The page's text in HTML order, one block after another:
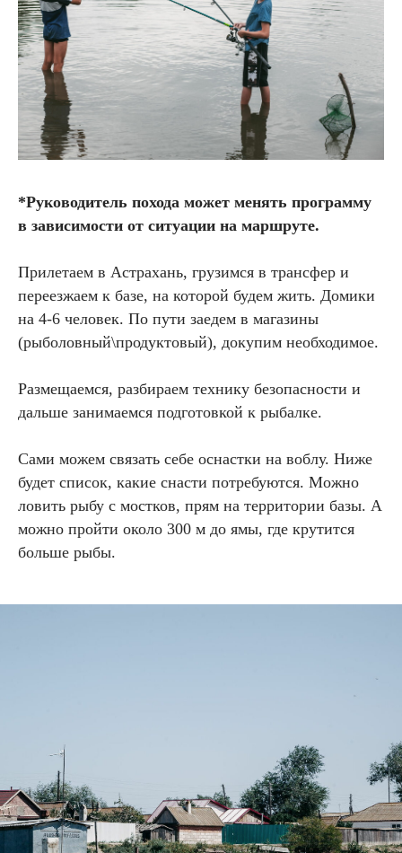
*Руководитель похода может менять программу
в зависимости от ситуации на маршруте.
Прилетаем в Астрахань, грузимся в трансфер и
переезжаем к базе, на которой будем жить. Домики
на 4-6 человек. По пути заедем в магазины
(рыболовный\продуктовый), докупим необходимое.
Размещаемся, разбираем технику безопасности и
дальше занимаемся подготовкой к рыбалке.
Сами можем связать себе оснастки на воблу. Ниже
будет список, какие снасти потребуются. Можно
ловить рыбу с мостков, прям на территории базы. А
можно пройти около 300 м до ямы, где крутится
больше рыбы.